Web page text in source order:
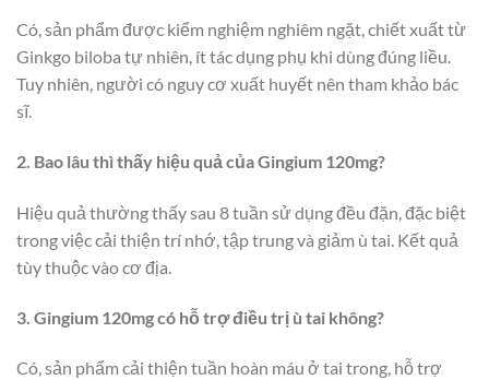
Có, sản phẩm được kiểm nghiệm nghiêm ngặt, chiết xuất từ
Ginkgo biloba tự nhiên, ít tác dụng phụ khi dùng đúng liều.
Tuy nhiên, người có nguy cơ xuất huyết nên tham khảo bác
sĩ.
2. Bao lâu thì thấy hiệu quả của Gingium 120mg?
Hiệu quả thường thấy sau 8 tuần sử dụng đều đặn, đặc biệt
trong việc cải thiện trí nhớ, tập trung và giảm ù tai. Kết quả
tùy thuộc vào cơ địa.
3. Gingium 120mg có hỗ trợ điều trị ù tai không?
Có, sản phẩm cải thiện tuần hoàn máu ở tai trong, hỗ trợ